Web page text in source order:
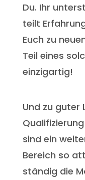
Du. Ihr
teilt
Euch zu
Teil eines
einzigartig!
Und zu guter
sind ein
Bereich so
ständig die